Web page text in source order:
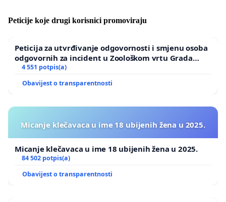
Peticije koje drugi korisnici promoviraju
Peticija za utvrđivanje odgovornosti i smjenu osoba
odgovornih za incident u Zoološkom vrtu Grada
Zagreba
4 551 potpis(a)
Obavijest o transparentnosti
Micanje klečavaca u ime 18 ubijenih žena u 2025.
Micanje klečavaca u ime 18 ubijenih žena u 2025.
84 502 potpis(a)
Obavijest o transparentnosti